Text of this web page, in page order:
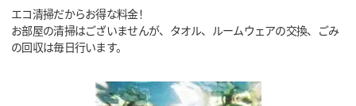
エコ清掃だからお得な料金！
お部屋の清掃はございませんが、タオル、ルームウェアの交換、ごみ
の回収は毎日行います。